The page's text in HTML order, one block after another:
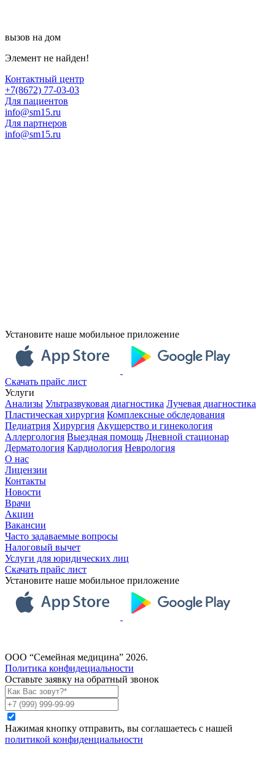
вызов на дом
Элемент не найден!
Контактный центр
+7(8672) 77-03-03
Для пациентов
info@sm15.ru
Для партнеров
info@sm15.ru
Установите наше мобильное приложение
Скачать прайс лист
Услуги
Анализы Ультразвуковая диагностика Лучевая диагностика
Пластическая хирургия Комплексные обследования
Педиатрия Хирургия Акушерство и гинекология
Аллергология Выездная помощь Дневной стационар
Дерматология Кардиология Неврология
О нас
Лицензии
Контакты
Новости
Врачи
Акции
Вакансии
Часто задаваемые вопросы
Налоговый вычет
Услуги для юридических лиц
Скачать прайс лист
Установите наше мобильное приложение
ООО “Семейная медицина” 2026.
Политика конфидециальности
Оставьте заявку на обратный звонок
Нажимая кнопку отправить, вы соглашаетесь с нашей
политикой конфиденциальности